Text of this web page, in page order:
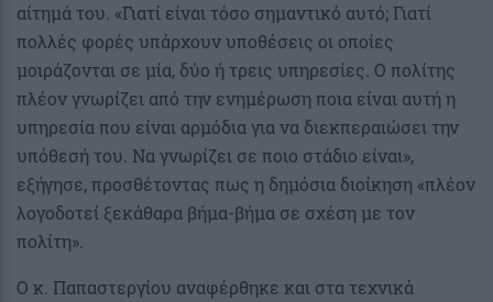
αίτημά του. «Γιατί είναι τόσο σημαντικό αυτό; Γιατί
πολλές φορές υπάρχουν υποθέσεις οι οποίες
μοιράζονται σε μία, δύο ή τρεις υπηρεσίες. Ο πολίτης
πλέον γνωρίζει από την ενημέρωση ποια είναι αυτή η
υπηρεσία που είναι αρμόδια για να διεκπεραιώσει την
υπόθεσή του. Να γνωρίζει σε ποιο στάδιο είναι»,
εξήγησε, προσθέτοντας πως η δημόσια διοίκηση «πλέον
λογοδοτεί ξεκάθαρα βήμα-βήμα σε σχέση με τον
πολίτη».
Ο κ. Παπαστεργίου αναφέρθηκε και στα τεχνικά